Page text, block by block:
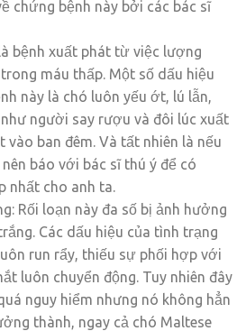
chứng bệnh này bởi các bác sĩ
bệnh xuất phát từ việc lượng
máu thấp. Một số dấu hiệu
này là chó luôn yếu ớt, lú lẫn,
người say rượu và đôi lúc xuất
vào ban đêm. Và tất nhiên là nếu
báo với bác sĩ thú ý để có
nhất cho anh ta.
Rối loạn này đa số bị ảnh hưởng
Các dấu hiệu của tình trạng
run rẩy, thiếu sự phối hợp với
luôn chuyển động. Tuy nhiên đây
nguy hiểm nhưng nó không hẳn
thành, ngay cả chó Maltese